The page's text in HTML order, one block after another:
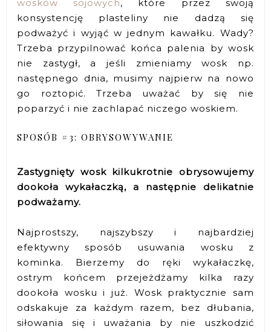
wosków sojowych, które przez swoją
konsystencję plasteliny nie dadzą się
podważyć i wyjąć w jednym kawałku. Wady?
Trzeba przypilnować końca palenia by wosk
nie zastygł, a jeśli zmieniamy wosk np.
następnego dnia, musimy najpierw na nowo
go roztopić. Trzeba uważać by się nie
poparzyć i nie zachlapać niczego woskiem.
SPOSÓB #3: OBRYSOWYWANIE
Zastygnięty wosk kilkukrotnie obrysowujemy
dookoła wykałaczką, a następnie delikatnie
podważamy.
Najprostszy, najszybszy i najbardziej
efektywny sposób usuwania wosku z
kominka. Bierzemy do ręki wykałaczkę,
ostrym końcem przejeżdżamy kilka razy
dookoła wosku i już. Wosk praktycznie sam
odskakuje za każdym razem, bez dłubania,
siłowania się i uważania by nie uszkodzić